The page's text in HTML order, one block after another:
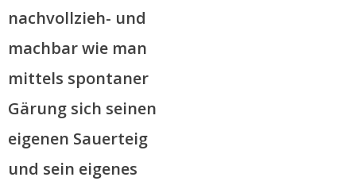
nachvollzieh- und
machbar wie man
mittels spontaner
Gärung sich seinen
eigenen Sauerteig
und sein eigenes